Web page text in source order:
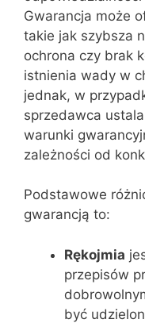
Gwarancja może
takie jak szybsza
ochrona czy brak
istnienia wady w
jednak, w
sprzedawca
warunki
zależności od
Podstawowe
gwarancją to:
Rękojmia
przepisów
być